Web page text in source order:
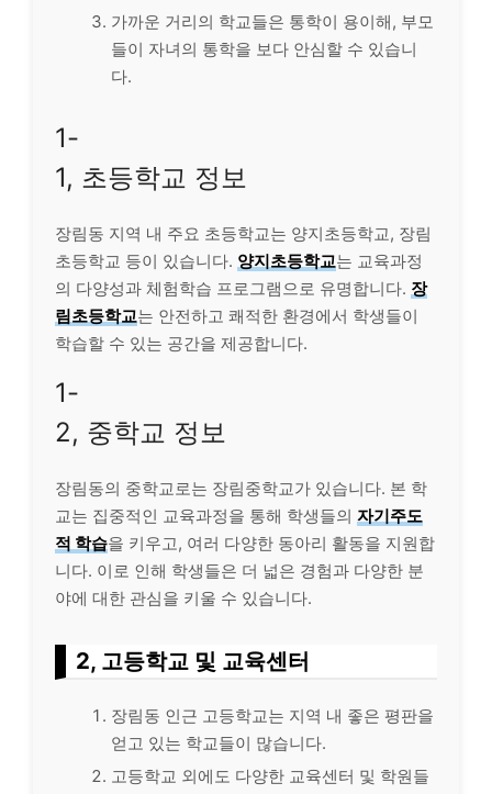
가까운 거리의 학교들은 통학이 용이해, 부모
들이 자녀의 통학을 보다 안심할 수 있습니
다.
1-
1, 초등학교 정보
장림동 지역 내 주요 초등학교는 양지초등학교, 장림
초등학교 등이 있습니다. 양지초등학교는 교육과정
의 다양성과 체험학습 프로그램으로 유명합니다. 장
림초등학교는 안전하고 쾌적한 환경에서 학생들이
학습할 수 있는 공간을 제공합니다.
1-
2, 중학교 정보
장림동의 중학교로는 장림중학교가 있습니다. 본 학
교는 집중적인 교육과정을 통해 학생들의 자기주도
적 학습을 키우고, 여러 다양한 동아리 활동을 지원합
니다. 이로 인해 학생들은 더 넓은 경험과 다양한 분
야에 대한 관심을 키울 수 있습니다.
2, 고등학교 및 교육센터
장림동 인근 고등학교는 지역 내 좋은 평판을
얻고 있는 학교들이 많습니다.
고등학교 외에도 다양한 교육센터 및 학원들